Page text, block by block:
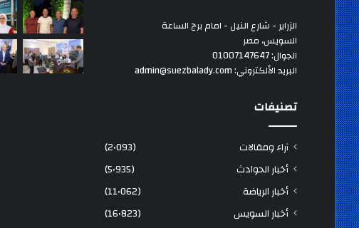
الزراير - شارع النيل - امام برج الساعة
السويس، مصر
الجوال: 01007147647
البريد الألكتروني: admin@suezbalady.com
تصنيفات
آراء ومقالات
(2٬093)
أخبار الحوادث
(5٬935)
أخبار الرياضة
(11٬062)
أخبار السويس
(16٬823)